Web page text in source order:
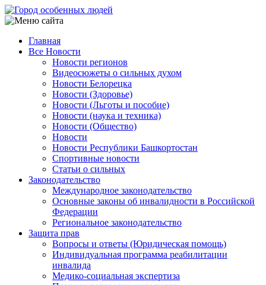
Перейти
к
содержанию
Main
navigation
Главная
Все Новости
Новости регионов
Видеосюжеты о сильных духом
Новости Белорецка
Новости (Здоровье)
Новости (Льготы и пособие)
Новости (наука и техника)
Новости (Общество)
Новости
Новости Республики Башкортостан
Спортивные новости
Статьи о сильных
Законодательство
Международное законодательство
Основные законы об инвалидности в Российской
Федерации
Региональное законодательство
Защита прав
Вопросы и ответы (Юридическая помощь)
Индивидуальная программа реабилитации
инвалида
Медико-социальная экспертиза